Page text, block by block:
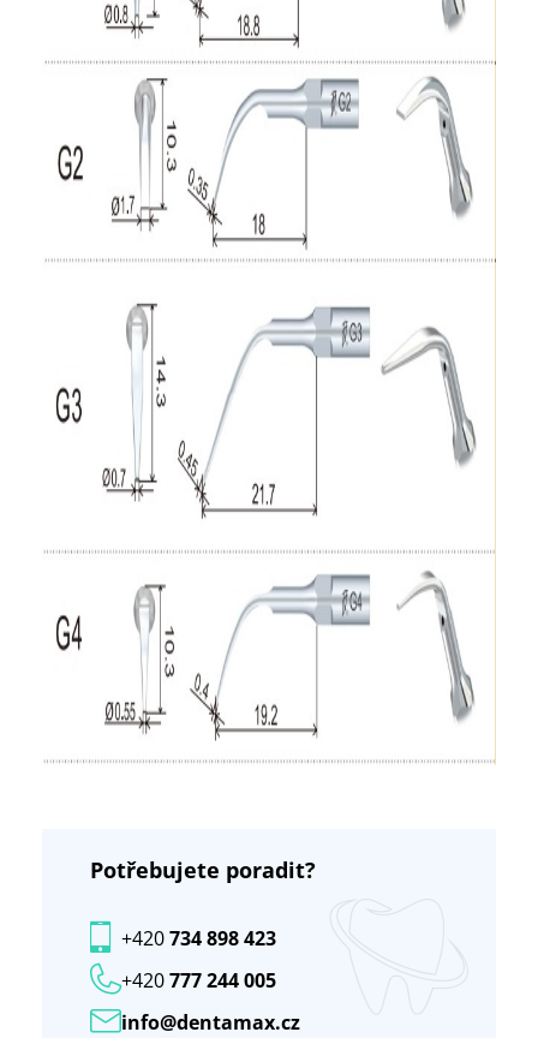
Potřebujete poradit?
info@dentamax.cz
+420777 244 005
+420734 898 423